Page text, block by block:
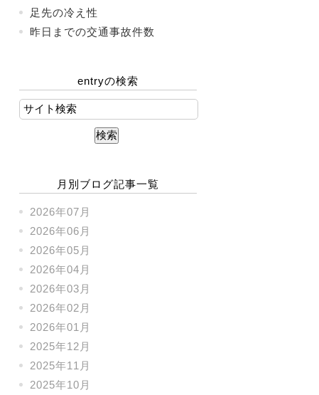
足先の冷え性
昨日までの交通事故件数
entryの検索
月別ブログ記事一覧
2026年07月
2026年06月
2026年05月
2026年04月
2026年03月
2026年02月
2026年01月
2025年12月
2025年11月
2025年10月